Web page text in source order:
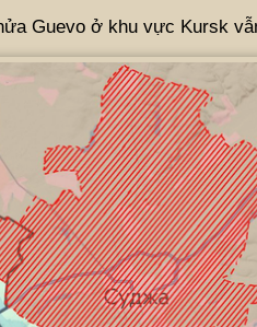
Guevo ở khu vực Kursk